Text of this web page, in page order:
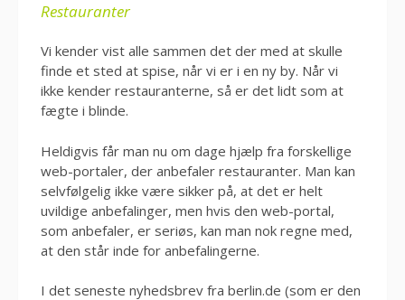
Restauranter
Vi kender vist alle sammen det der med at skulle
finde et sted at spise, når vi er i en ny by. Når vi
ikke kender restauranterne, så er det lidt som at
fægte i blinde.
Heldigvis får man nu om dage hjælp fra forskellige
web-portaler, der anbefaler restauranter. Man kan
selvfølgelig ikke være sikker på, at det er helt
uvildige anbefalinger, men hvis den web-portal,
som anbefaler, er seriøs, kan man nok regne med,
at den står inde for anbefalingerne.
I det seneste nyhedsbrev fra berlin.de (som er den